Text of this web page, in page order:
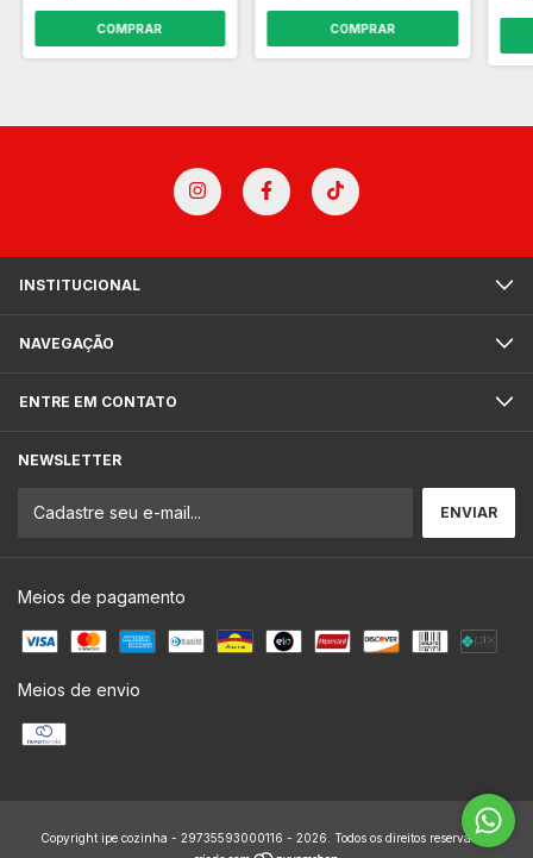
COMPRAR COMPRAR
INSTITUCIONAL
NAVEGAÇÃO
ENTRE EM CONTATO
NEWSLETTER
Meios de pagamento
Meios de envio
Copyright ipe cozinha - 29735593000116 - 2026. Todos os direitos reservados.